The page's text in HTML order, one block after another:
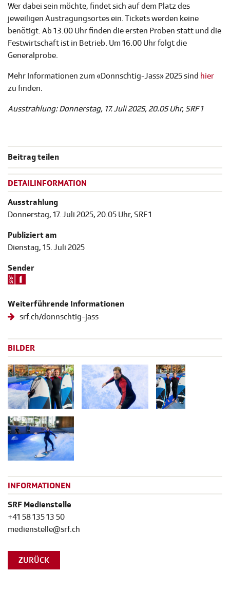
Wer dabei sein möchte, findet sich auf dem Platz des
jeweiligen Austragungsortes ein. Tickets werden keine
benötigt. Ab 13.00 Uhr finden die ersten Proben statt und die
Festwirtschaft ist in Betrieb. Um 16.00 Uhr folgt die
Generalprobe.
Mehr Informationen zum «Donnschtig-Jass» 2025 sind hier
zu finden.
Ausstrahlung: Donnerstag, 17. Juli 2025, 20.05 Uhr, SRF 1
Beitrag teilen
DETAILINFORMATION
Ausstrahlung
Donnerstag, 17. Juli 2025, 20.05 Uhr, SRF 1
Publiziert am
Dienstag, 15. Juli 2025
Sender
Weiterführende Informationen
srf.ch/donnschtig-jass
BILDER
INFORMATIONEN
SRF Medienstelle
+41 58 135 13 50
medienstelle@srf.ch
ZURÜCK